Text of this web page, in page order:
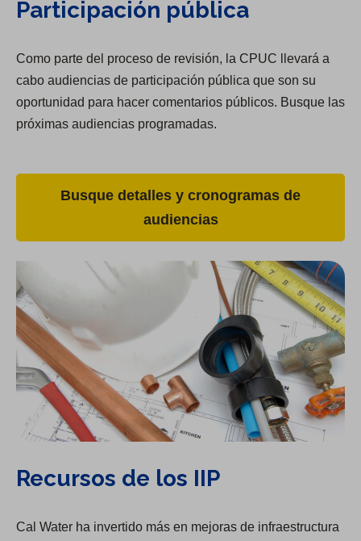
Participación pública
Como parte del proceso de revisión, la CPUC llevará a
cabo audiencias de participación pública que son su
oportunidad para hacer comentarios públicos. Busque las
próximas audiencias programadas.
Busque detalles y cronogramas de
audiencias
Recursos de los IIP
Cal Water ha invertido más en mejoras de infraestructura